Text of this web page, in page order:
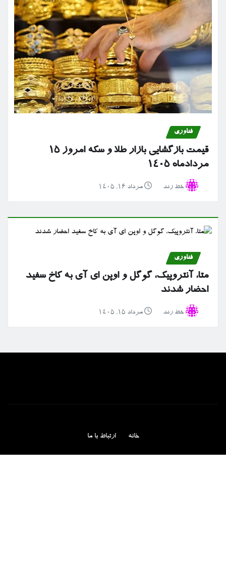
فناوری
قیمت بازگشایی بازار طلا و سکه امروز ۱۵
مردادماه ۱۴۰۵
خط رند مرداد ۱۶, ۱۴۰۵
فناوری
متا، آنتروپیک، گوگل و اوپن ای آی به کاخ سفید
احضار شدند
خط رند مرداد ۱۵, ۱۴۰۵
خانه ارتباط با ما